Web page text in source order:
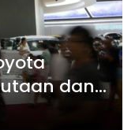
dan